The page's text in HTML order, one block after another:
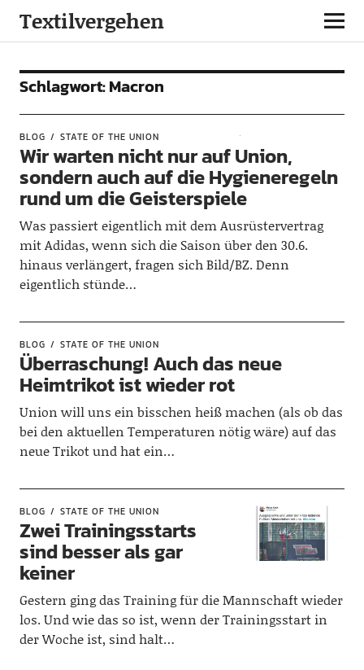
Textilvergehen
Schlagwort:Macron
BLOG STATE OF THE UNION
Wir warten nicht nur auf Union,
sondern auch auf die Hygieneregeln
rund um die Geisterspiele
Was passiert eigentlich mit dem Ausrüstervertrag
mit Adidas, wenn sich die Saison über den 30.6.
hinaus verlängert, fragen sich Bild/BZ. Denn
eigentlich stünde…
BLOG STATE OF THE UNION
Überraschung! Auch das neue
Heimtrikot ist wieder rot
Union will uns ein bisschen heiß machen (als ob das
bei den aktuellen Temperaturen nötig wäre) auf das
neue Trikot und hat ein…
BLOG STATE OF THE UNION
Zwei Trainingsstarts
sind besser als gar
keiner
Gestern ging das Training für die Mannschaft wieder
los. Und wie das so ist, wenn der Trainingsstart in
der Woche ist, sind halt…